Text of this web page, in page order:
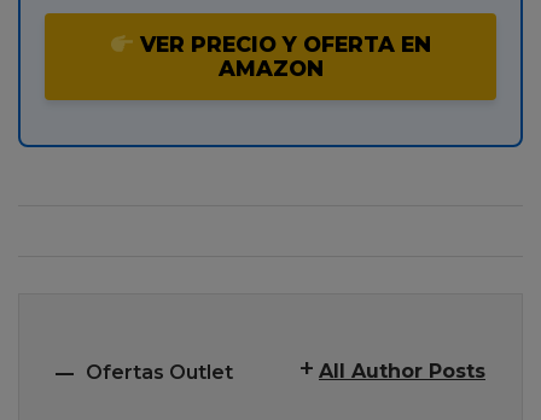
VER PRECIO Y OFERTA EN
AMAZON
Ofertas Outlet All Author Posts